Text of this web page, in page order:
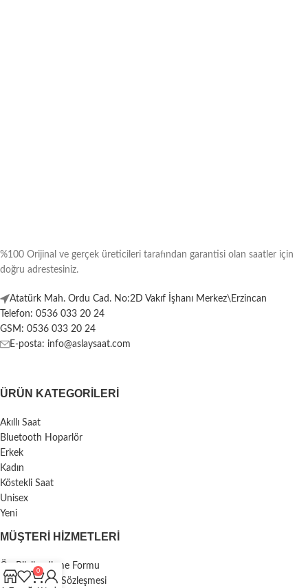
%100 Orijinal ve gerçek üreticileri tarafından garantisi olan saatler için
doğru adrestesiniz.
Atatürk Mah. Ordu Cad. No:2D Vakıf İşhanı Merkez\Erzincan
Telefon: 0536 033 20 24
GSM: 0536 033 20 24
E-posta: info@aslaysaat.com
ÜRÜN KATEGORILERI
Akıllı Saat
Bluetooth Hoparlör
Erkek
Kadın
Köstekli Saat
Unisex
Yeni
MÜŞTERI HIZMETLERI
Ön Bilgilendirme Formu
Mesafeli Satış Sözleşmesi
0